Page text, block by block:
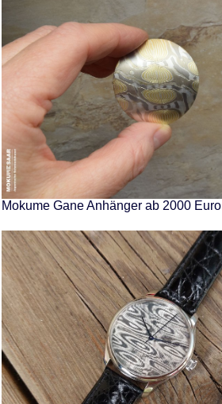
Mokume Gane Anhänger ab 2000 Euro